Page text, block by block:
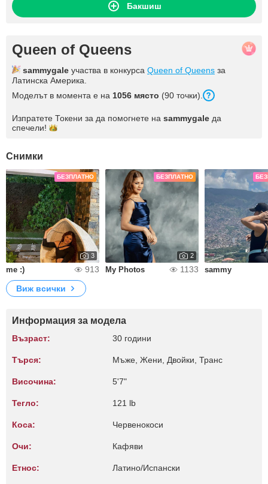
Бакшиш
Queen of Queens
sammygale участва в конкурса Queen of Queens за
Латинска Америка.
Моделът в момента е на 1056 място (90 точки).
Изпратете Токени за да помогнете на sammygale да
спечели!
Снимки
БЕЗПЛАТНО
3
me :) 913
БЕЗПЛАТНО
2
My Photos 1133 sammy
Виж всички
Информация за модела
Възраст: 30 години
Търся: Мъже, Жени, Двойки, Транс
Височина: 5'7"
Тегло: 121 lb
Коса: Червенокоси
Очи: Кафяви
Етнос: Латино/Испански